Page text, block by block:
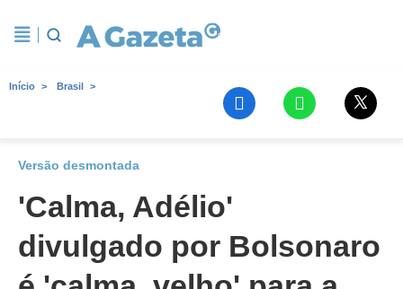
Início Brasil
Versão desmontada
'Calma, Adélio'
divulgado por Bolsonaro